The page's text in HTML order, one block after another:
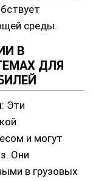
среды.
В
ДЛЯ
: Эти
и могут
Они
в грузовых